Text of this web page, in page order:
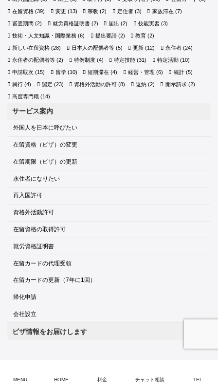
在留資格 (39) 変更 (13) 宗教 (2) 定住者(3) 家族滞在(7)
審査期間 (2) 就労資格証明書(2) 届出 (2) 技能実習 (3)
技術・人文知識・国際業務 (6) 提出要請(2) 教育 (2)
新しい在留資格 (28) 日本人の配偶者等(5) 更新 (12) 永住者(24)
永住者の配偶者等 (2) 特例制度(4) 特定技能 (31) 特定活動(10)
申請取次 (15) 留学(10) 短期滞在 (4) 経営・管理 (6) 統計(5)
興行 (4) 認定 (23) 資格外活動の許可 (8) 返納(2) 開示請求(2)
高度専門職 (14)
サービス案内
外国人を日本に呼びたい
在留資格（ビザ）の変更
在留期限（ビザ）の更新
永住者になりたい
再入国許可
資格外活動許可
在留資格の取得許可
就労資格証明書
在留カードの代理受領
在留カードの更新（7年に1回）
帰化申請
会社設立
ビザ情報をお届けします
MENU HOME 料金 チャット相談 TEL